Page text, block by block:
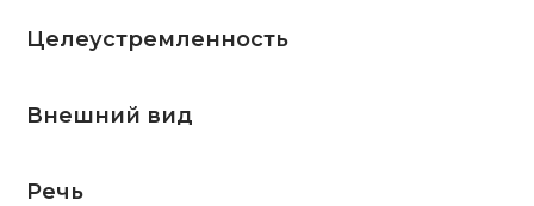
Целеустремленность
Внешний вид
Речь